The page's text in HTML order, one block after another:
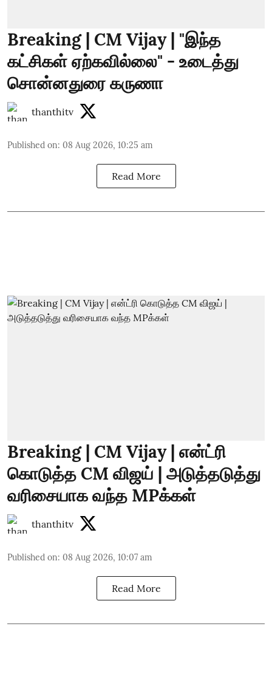
Breaking | CM Vijay | "இந்த
கட்சிகள் ஏற்கவில்லை" - உடைத்து
சொன்னதுரை கருணா
thanthitv
Published on: 08 Aug 2026, 10:25 am
Read More
Breaking | CM Vijay | என்ட்ரி
கொடுத்த CM விஜய் | அடுத்தடுத்து
வரிசையாக வந்த MPக்கள்
thanthitv
Published on: 08 Aug 2026, 10:07 am
Read More